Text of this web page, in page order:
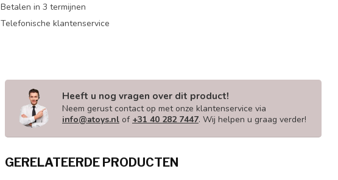
Betalen in 3 termijnen
Telefonische klantenservice
Heeft u nog vragen over dit product!
Neem gerust contact op met onze klantenservice via
info@atoys.nl of +31 40 282 7447. Wij helpen u graag verder!
GERELATEERDE PRODUCTEN